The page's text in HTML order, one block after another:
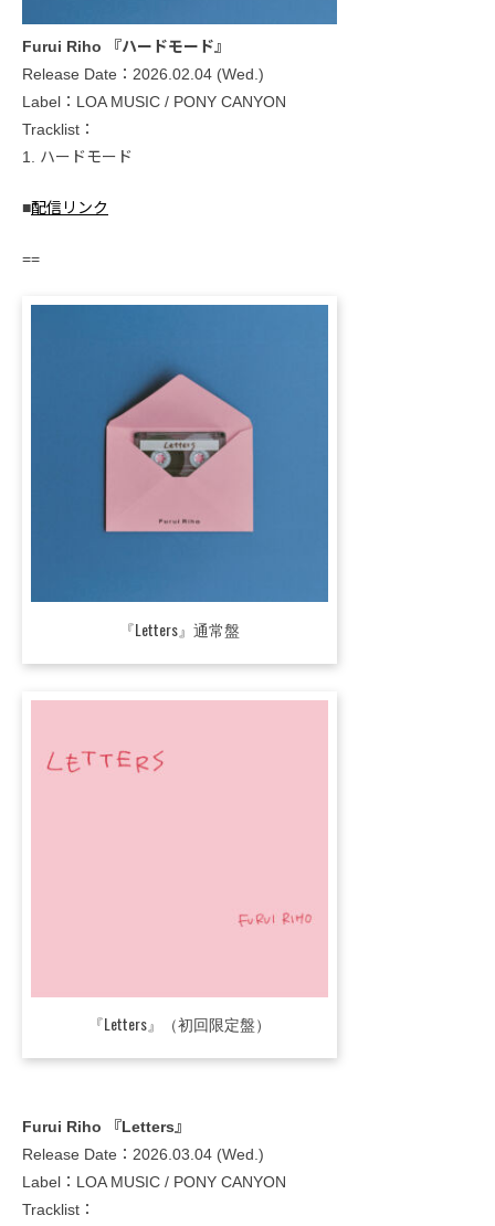
Furui Riho 『ハードモード』
Release Date：2026.02.04 (Wed.)
Label：LOA MUSIC / PONY CANYON
Tracklist：
1. ハードモード
■配信リンク
==
『Letters』通常盤
『Letters』（初回限定盤）
Furui Riho 『Letters』
Release Date：2026.03.04 (Wed.)
Label：LOA MUSIC / PONY CANYON
Tracklist：